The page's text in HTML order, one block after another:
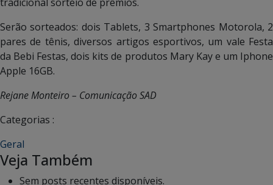
Serão sorteados: dois Tablets, 3 Smartphones Motorola, 2
pares de tênis, diversos artigos esportivos, um vale Festa
da Bebi Festas, dois kits de produtos Mary Kay e um Iphone
Apple 16GB.
Rejane Monteiro – Comunicação SAD
Categorias :
Geral
Veja Também
Sem posts recentes disponíveis.